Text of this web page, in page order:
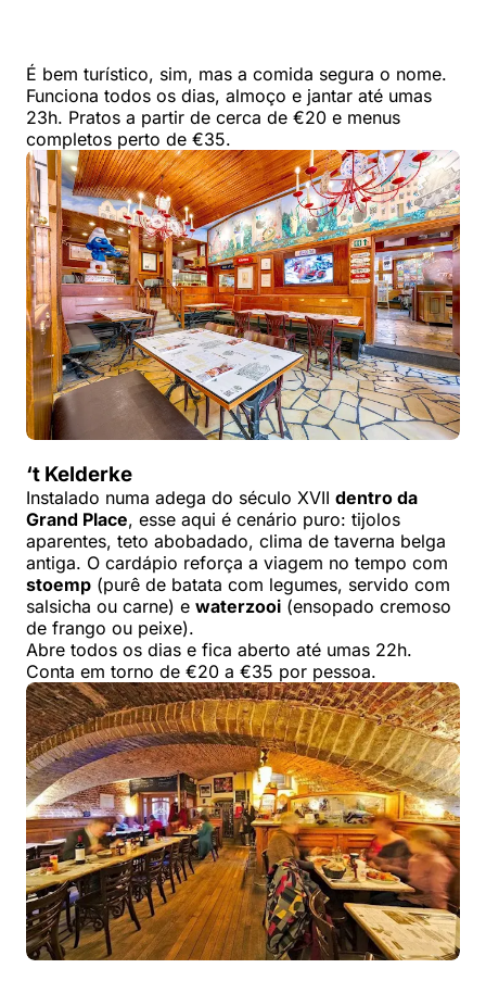
É bem turístico, sim, mas a comida segura o nome.
Funciona todos os dias, almoço e jantar até umas
23h. Pratos a partir de cerca de €20 e menus
completos perto de €35.
‘t Kelderke
Instalado numa adega do século XVII dentro da
Grand Place, esse aqui é cenário puro: tijolos
aparentes, teto abobadado, clima de taverna belga
antiga. O cardápio reforça a viagem no tempo com
stoemp (purê de batata com legumes, servido com
salsicha ou carne) e waterzooi (ensopado cremoso
de frango ou peixe).
Abre todos os dias e fica aberto até umas 22h.
Conta em torno de €20 a €35 por pessoa.